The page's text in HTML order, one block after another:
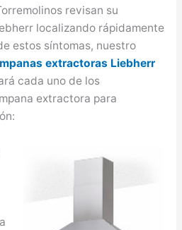
revisan su
localizando rápidamente
estos síntomas, nuestro
extractoras Liebherr
cada uno de los
extractora para